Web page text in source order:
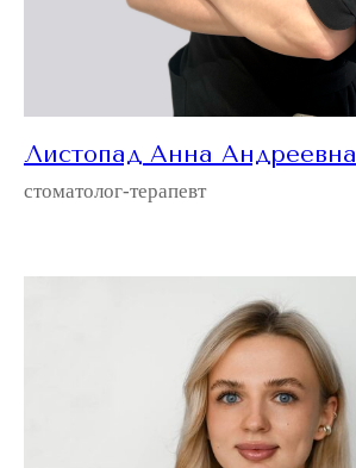
Листопад Анна Андреевна
стоматолог-терапевт